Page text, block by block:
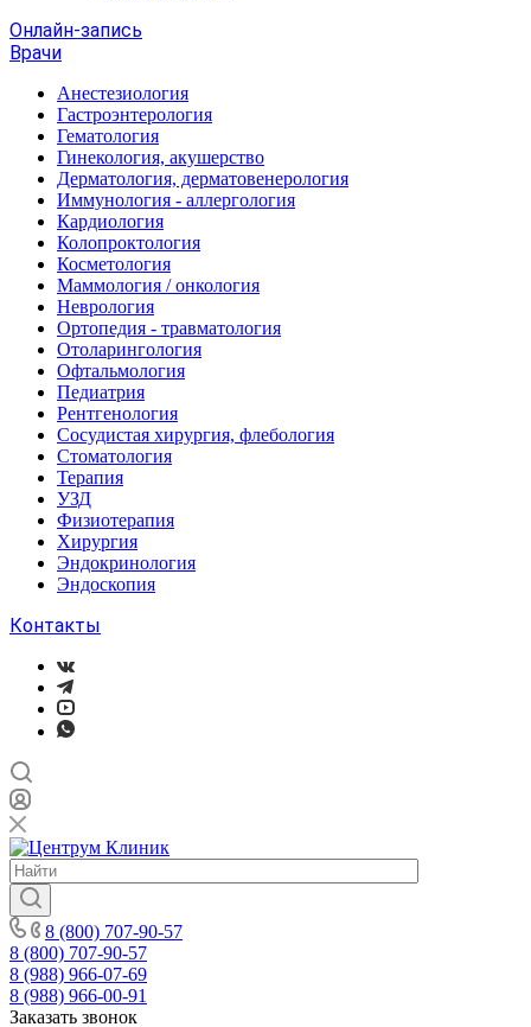
Онлайн-запись
Врачи
Анестезиология
Гастроэнтерология
Гематология
Гинекология, акушерство
Дерматология, дерматовенерология
Иммунология - аллергология
Кардиология
Колопроктология
Косметология
Маммология / онкология
Неврология
Ортопедия - травматология
Отоларингология
Офтальмология
Педиатрия
Рентгенология
Сосудистая хирургия, флебология
Стоматология
Терапия
УЗД
Физиотерапия
Хирургия
Эндокринология
Эндоскопия
Контакты
8 (800) 707-90-57
8 (800) 707-90-57
8 (988) 966-07-69
8 (988) 966-00-91
Заказать звонок